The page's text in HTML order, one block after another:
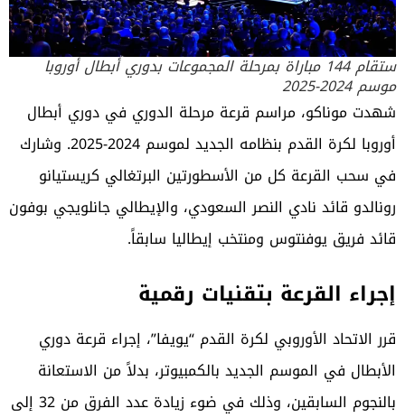
ستقام 144 مباراة بمرحلة المجموعات بدوري أبطال أوروبا
موسم 2024-2025
شهدت موناكو، مراسم قرعة مرحلة الدوري في دوري أبطال
أوروبا لكرة القدم
بنظامه الجديد لموسم 2024-2025. وشارك
في سحب القرعة كل من الأسطورتين البرتغالي كريستيانو
رونالدو قائد نادي النصر السعودي، والإيطالي جانلويجي بوفون
قائد فريق يوفنتوس ومنتخب إيطاليا سابقاً.
إجراء القرعة بتقنيات رقمية
قرر الاتحاد الأوروبي لكرة القدم “يويفا”، إجراء قرعة دوري
الأبطال في الموسم الجديد بالكمبيوتر، بدلاً من الاستعانة
بالنجوم السابقين، وذلك في ضوء زيادة عدد الفرق من 32 إلى